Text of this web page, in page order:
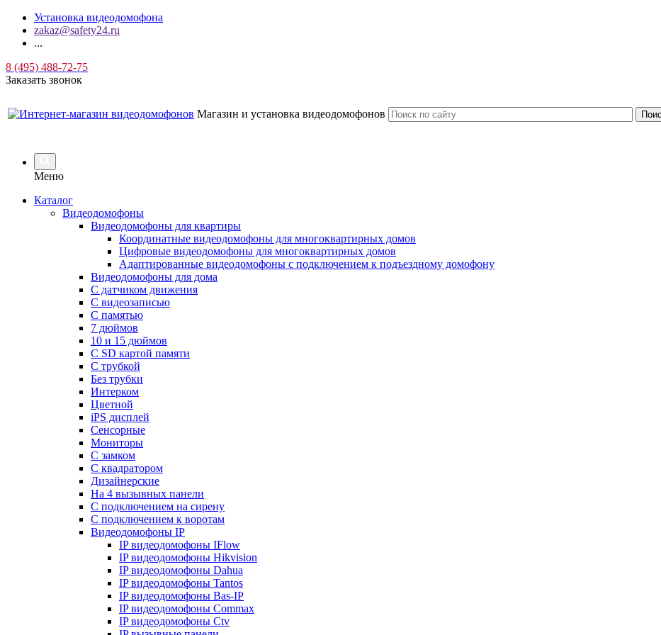
Установка видеодомофона
zakaz@safety24.ru
...
8 (495) 488-72-75
Заказать звонок
Магазин и установка видеодомофонов
Меню
Каталог
Видеодомофоны
Видеодомофоны для квартиры
Координатные видеодомофоны для многоквартирных домов
Цифровые видеодомофоны для многоквартирных домов
Адаптированные видеодомофоны с подключением к подъездному домофону
Видеодомофоны для дома
С датчиком движения
С видеозаписью
C памятью
7 дюймов
10 и 15 дюймов
С SD картой памяти
С трубкой
Без трубки
Интерком
Цветной
iPS дисплей
Сенсорные
Мониторы
С замком
C квадратором
Дизайнерские
На 4 вызывных панели
С подключением на сирену
С подключением к воротам
Видеодомофоны IP
IP видеодомофоны IFlow
IP видеодомофоны Hikvision
IP видеодомофоны Dahua
IP видеодомофоны Tantos
IP видеодомофоны Bas-IP
IP видеодомофоны Commax
IP видеодомофоны Ctv